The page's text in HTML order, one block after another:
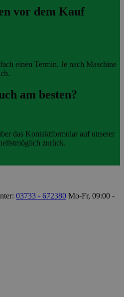
vor dem Kauf
einen Termin. Je nach Maschine
am besten?
das Kontaktformular auf unserer
zurück.
03733 - 672380 Mo-Fr, 09:00 -